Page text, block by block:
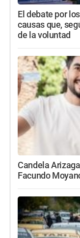
El debate por
causas que,
de la voluntad
Candela
Facundo